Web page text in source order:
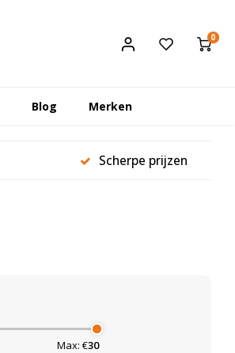
0
Blog Merken
Scherpe prijzen
Max: €30